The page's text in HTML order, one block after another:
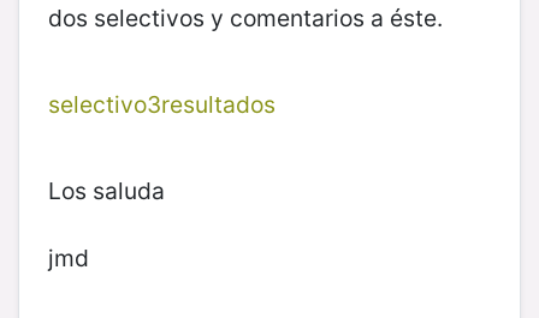
dos selectivos y comentarios a éste.
selectivo3resultados
Los saluda
jmd